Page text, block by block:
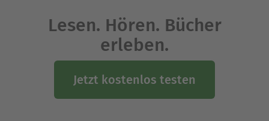
Lesen. Hören. Bücher
erleben.
Jetzt kostenlos testen